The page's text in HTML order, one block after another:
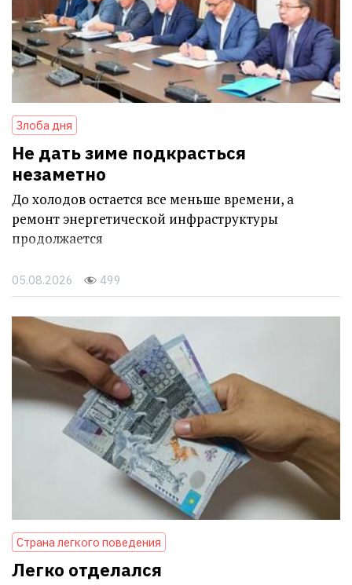
Злоба дня
Не дать зиме подкрасться
незаметно
До холодов остается все меньше времени, а
ремонт энергетической инфраструктуры
продолжается
05.08.2026 499
Страна легкого поведения
Легко отделался